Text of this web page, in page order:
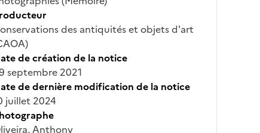
des antiquités et objets d'art
de création de la notice
septembre 2021
de dernière modification de la notice
juillet 2024
Anthony